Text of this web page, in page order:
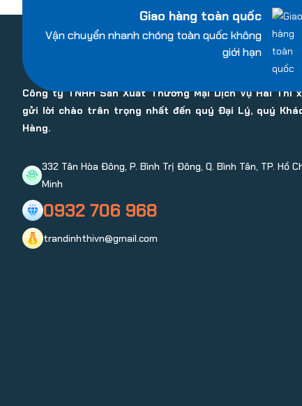
Giao hàng toàn quốc
Vận chuyển nhanh chóng toàn quốc không
giới hạn
Công ty TNHH Sản Xuất Thương Mại Dịch Vụ Hai Thi
gửi lời chào trân trọng nhất đến quý Đại Lý, quý
Hàng.
332 Tân Hòa Đông, P. Bình Trị Đông, Q. Bình Tân, TP. Hồ
Minh
0932 706 968
trandinhthivn@gmail.com